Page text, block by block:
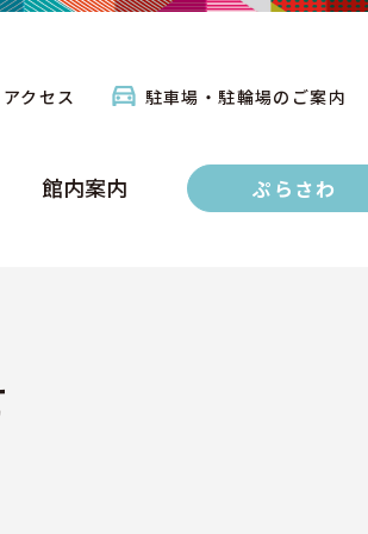
アクセス 駐車場・駐輪場のご案内
館内案内 ぷらさわ